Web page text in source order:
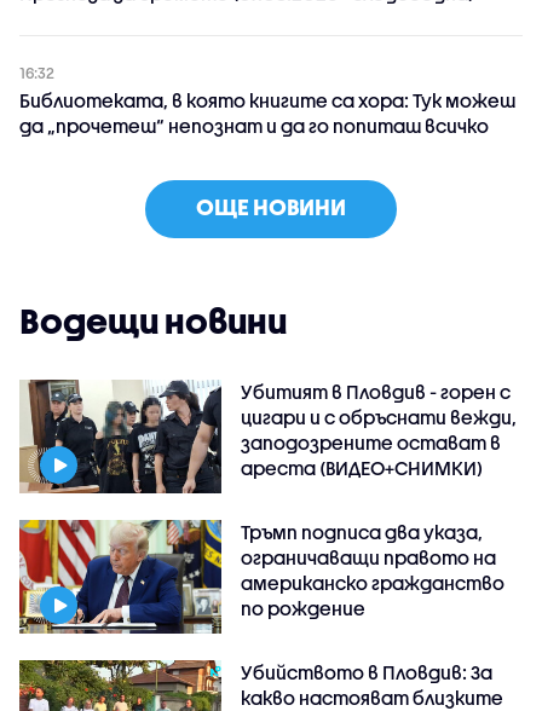
16:32
Библиотеката, в която книгите са хора: Тук можеш
да „прочетеш“ непознат и да го попиташ всичко
ОЩЕ НОВИНИ
Водещи новини
Убитият в Пловдив - горен с
цигари и с обръснати вежди,
заподозрените остават в
ареста (ВИДЕО+СНИМКИ)
Тръмп подписа два указа,
ограничаващи правото на
американско гражданство
по рождение
Убийството в Пловдив: За
какво настояват близките